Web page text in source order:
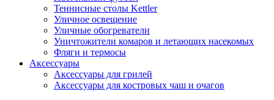
Теннисные столы Kettler
Уличное освещение
Уличные обогреватели
Уничтожители комаров и летающих насекомых
Фляги и термосы
Аксессуары
Аксессуары для грилей
Аксессуары для костровых чаш и очагов